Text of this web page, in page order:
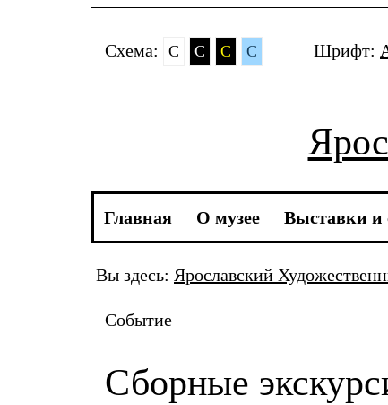
Cхема: C C C C Шрифт:
Главная О музее Выставки и
Вы здесь: Ярославский
Событие
Сборные